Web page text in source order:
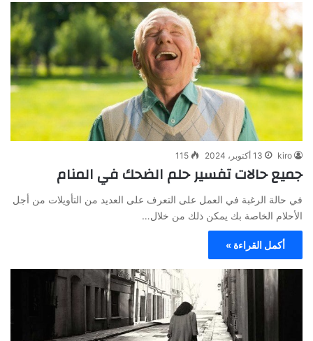
kiro 13 أكتوبر، 2024 115
جميع حالات تفسير حلم الضحك في المنام
في حالة الرغبة في العمل على التعرف على العديد من التأويلات من أجل
الأحلام الخاصة بك يمكن ذلك من خلال…
أكمل القراءة »